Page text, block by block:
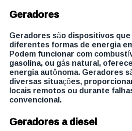
Geradores
Geradores são dispositivos
diferentes formas de energia
Podem funcionar com
gasolina, ou gás natural,
energia autônoma. Geradores
diversas situações,
locais remotos ou durante
convencional.
Geradores a diesel